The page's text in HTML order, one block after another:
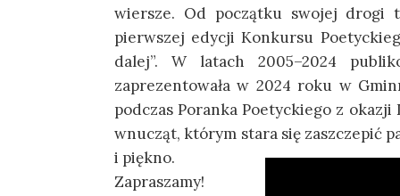
wiersze. Od początku swojej drogi
pierwszej edycji Konkursu
dalej”. W latach 2005–2024
zaprezentowała w 2024 roku w
podczas Poranka Poetyckiego z
wnucząt, którym stara się zaszczepić
i piękno.
Zapraszamy!